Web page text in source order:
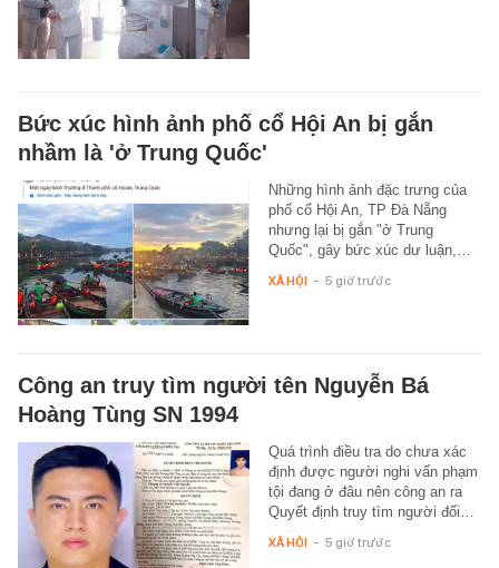
Bức xúc hình ảnh phố cổ Hội An bị gắn
nhầm là 'ở Trung Quốc'
Những hình ảnh đặc trưng của
phố cổ Hội An, TP Đà Nẵng
nhưng lại bị gắn "ở Trung
Quốc", gây bức xúc dư luận,…
XÃ HỘI - 5 giờ trước
Công an truy tìm người tên Nguyễn Bá
Hoàng Tùng SN 1994
Quá trình điều tra do chưa xác
định được người nghi vấn phạm
tội đang ở đâu nên công an ra
Quyết định truy tìm người đối…
XÃ HỘI - 5 giờ trước